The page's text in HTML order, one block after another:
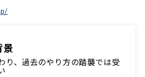
景
り、過去のやり方の踏襲では受